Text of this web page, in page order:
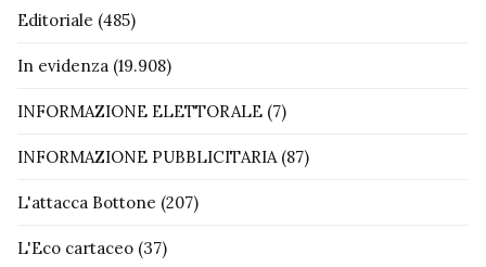
Editoriale (485)
In evidenza (19.908)
INFORMAZIONE ELETTORALE (7)
INFORMAZIONE PUBBLICITARIA(87)
L'attacca Bottone (207)
L'Eco cartaceo (37)